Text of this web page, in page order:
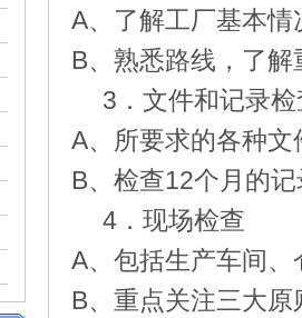
A、了解工厂基本
B、熟悉路线，了解
3 ．文件和记录
A、所要求的各种文
B、检查12个月的
4 ．现场检查
A、包括生产车间
B、重点关注三大原